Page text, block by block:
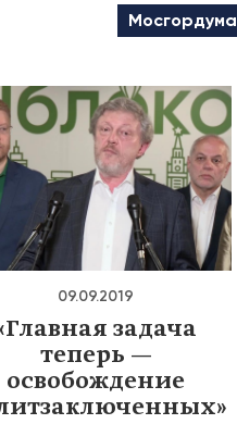
Мосгордума
09.09.2019
задача
теперь —
освобождение